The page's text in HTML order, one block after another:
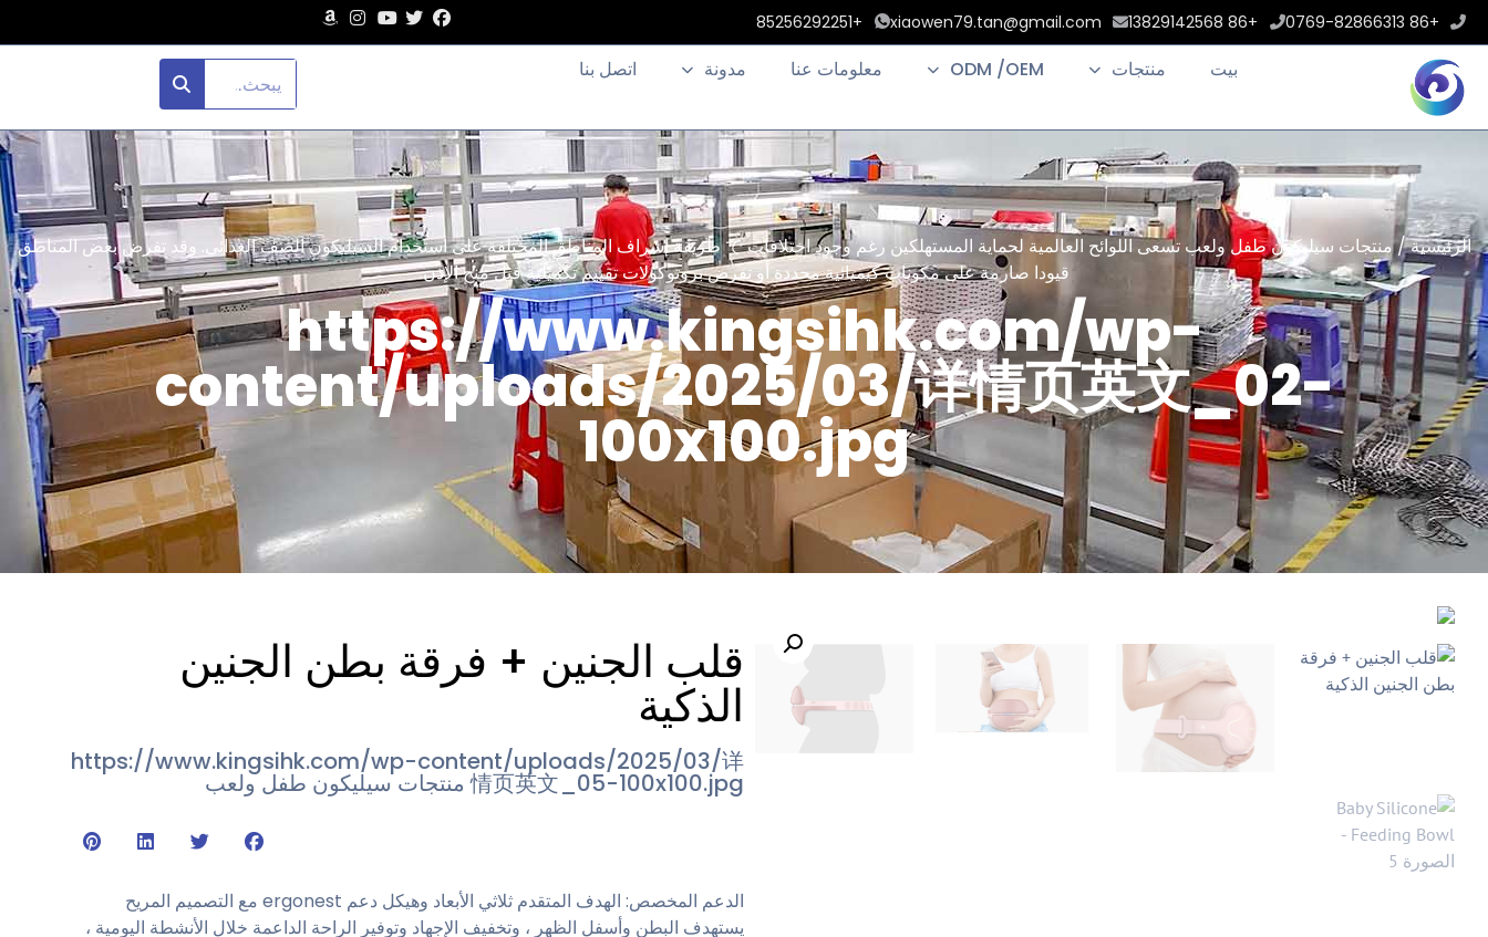
+86 0769-82866313
+86 13829142568
xiaowen79.tan@gmail.com
+85256292251
بيت منتجات ODM /OEM معلومات عنا مدونة اتصل بنا
الرئيسية/منتجات سيليكون طفل ولعب
تسعى اللوائح العالمية لحماية المستهلكين رغم وجود اختلافات で طريقة إشراف المناطق المختلفة على استخدام السيليكون الصف الغذائي. وقد تفرض بعض المناطق
قيودا صارمة على مكونات كيميائية محددة أو تفرض بروتوكولات تقييم تكميلية قبل منح الإذن.
https://www.kingsihk.com/wp-
content/uploads/2025/03/详情页英文_02-
100x100.jpg
قلب الجنين + فرقة بطن الجنين
الذكية
https://www.kingsihk.com/wp-content/uploads/2025/03/详
情页英文_05-100x100.jpg منتجات سيليكون طفل ولعب
الدعم المخصص: الهدف المتقدم ثلاثي الأبعاد وهيكل دعم ergonest مع التصميم المريح
يستهدف البطن وأسفل الظهر ، وتخفيف الإجهاد وتوفير الراحة الداعمة خلال الأنشطة اليومية ،